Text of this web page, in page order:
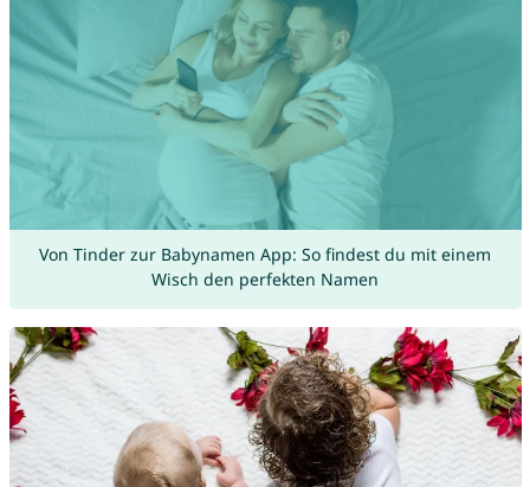
Von Tinder zur Babynamen App: So findest du mit einem
Wisch den perfekten Namen